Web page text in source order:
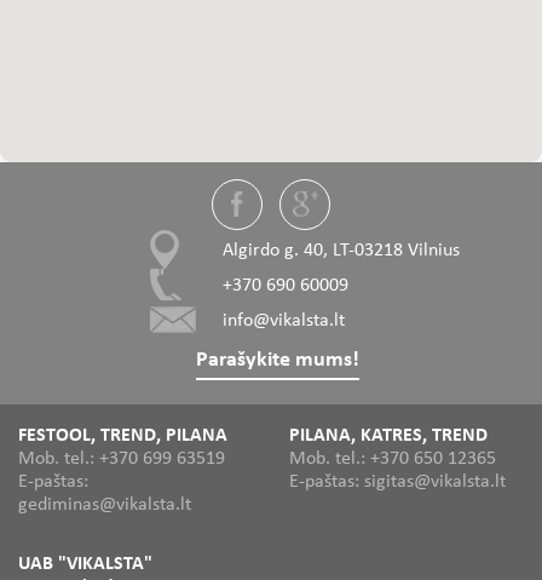
Algirdo g. 40, LT-03218 Vilnius
+370 690 60009
info@vikalsta.lt
Parašykite mums!
FESTOOL, TREND, PILANA
Mob. tel.: +370 699 63519
E-paštas:
gediminas@vikalsta.lt
PILANA, KATRES, TREND
Mob. tel.: +370 650 12365
E-paštas: sigitas@vikalsta.lt
UAB "VIKALSTA"